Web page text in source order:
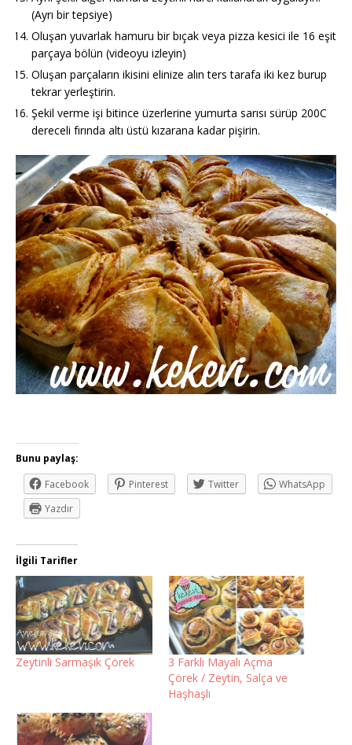
(Ayrı bir tepsiye)
Oluşan yuvarlak hamuru bir bıçak veya pizza kesici ile 16 eşit
parçaya bölün (videoyu izleyin)
Oluşan parçaların ikisini elinize alın ters tarafa iki kez burup
tekrar yerleştirin.
Şekil verme işi bitince üzerlerine yumurta sarısı sürüp 200C
dereceli fırında altı üstü kızarana kadar pişirin.
Bunu paylaş:
Facebook
Pinterest Twitter
WhatsApp
Yazdır
İlgili Tarifler
Zeytinli Sarmaşık Çörek
3 Farklı Mayalı Açma
Çörek / Zeytin, Salça ve
Haşhaşlı